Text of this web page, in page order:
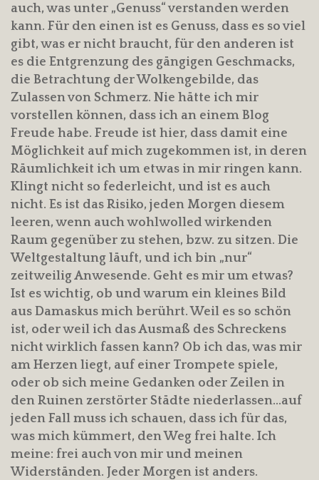
auch, was unter „Genuss“ verstanden werden
kann. Für den einen ist es Genuss, dass es so viel
gibt, was er nicht braucht, für den anderen ist
es die Entgrenzung des gängigen Geschmacks,
die Betrachtung der Wolkengebilde, das
Zulassen von Schmerz. Nie hätte ich mir
vorstellen können, dass ich an einem Blog
Freude habe. Freude ist hier, dass damit eine
Möglichkeit auf mich zugekommen ist, in deren
Räumlichkeit ich um etwas in mir ringen kann.
Klingt nicht so federleicht, und ist es auch
nicht. Es ist das Risiko, jeden Morgen diesem
leeren, wenn auch wohlwolled wirkenden
Raum gegenüber zu stehen, bzw. zu sitzen. Die
Weltgestaltung läuft, und ich bin „nur“
zeitweilig Anwesende. Geht es mir um etwas?
Ist es wichtig, ob und warum ein kleines Bild
aus Damaskus mich berührt. Weil es so schön
ist, oder weil ich das Ausmaß des Schreckens
nicht wirklich fassen kann? Ob ich das, was mir
am Herzen liegt, auf einer Trompete spiele,
oder ob sich meine Gedanken oder Zeilen in
den Ruinen zerstörter Städte niederlassen…auf
jeden Fall muss ich schauen, dass ich für das,
was mich kümmert, den Weg frei halte. Ich
meine: frei auch von mir und meinen
Widerständen. Jeder Morgen ist anders.